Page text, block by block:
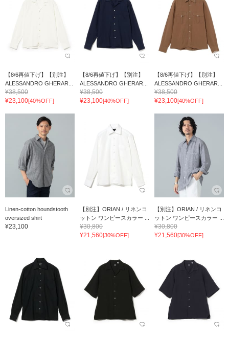
【8/6再値下げ】【別注】
ALESSANDRO GHERAR...
¥38,500
¥23,100[40%OFF]
【8/6再値下げ】【別注】
ALESSANDRO GHERAR...
¥38,500
¥23,100[40%OFF]
【8/6再値下げ】【別注】
ALESSANDRO GHERAR...
¥38,500
¥23,100[40%OFF]
Linen-cotton houndstooth
oversized shirt
¥23,100
【別注】ORIAN / リネンコ
ットン ワンピースカラー ...
¥30,800
¥21,560[30%OFF]
【別注】ORIAN / リネンコ
ットン ワンピースカラー ...
¥30,800
¥21,560[30%OFF]